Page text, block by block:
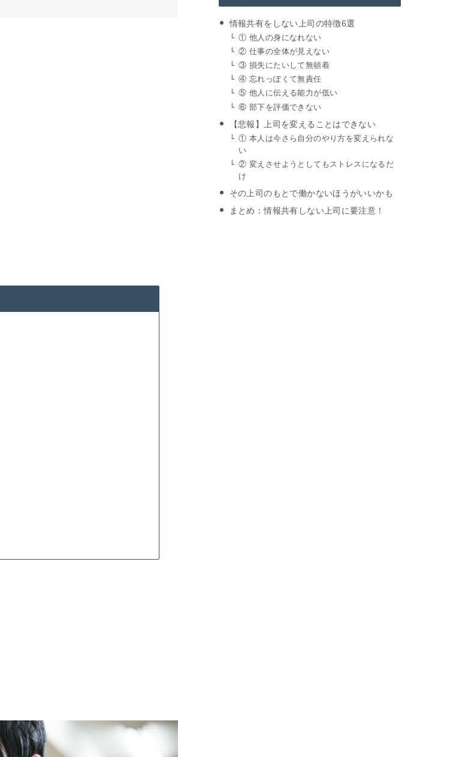
情報共有をしない上司の特徴6選
① 他人の身になれない
② 仕事の全体が見えない
③ 損失にたいして無頓着
④ 忘れっぽくて無責任
⑤ 他人に伝える能力が低い
⑥ 部下を評価できない
【悲報】上司を変えることはできない
① 本人は今さら自分のやり方を変えられな
い
② 変えさせようとしてもストレスになるだ
け
その上司のもとで働かないほうがいいかも
まとめ：情報共有しない上司に要注意！